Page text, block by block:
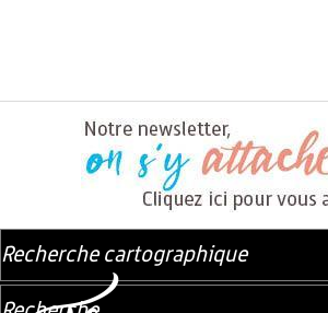
Recherche cartographique